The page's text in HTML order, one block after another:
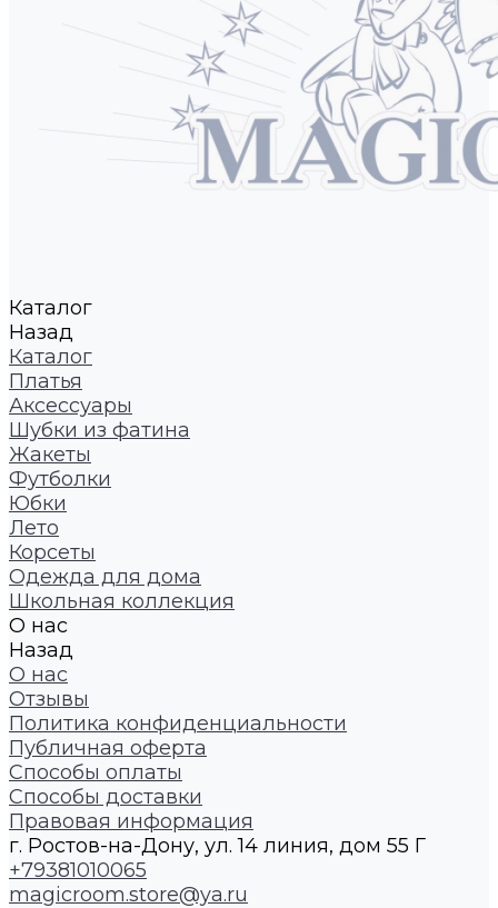
Каталог
Назад
Каталог
Платья
Аксессуары
Шубки из фатина
Жакеты
Футболки
Юбки
Лето
Корсеты
Одежда для дома
Школьная коллекция
О нас
Назад
О нас
Отзывы
Политика конфиденциальности
Публичная оферта
Способы оплаты
Способы доставки
Правовая информация
г. Ростов-на-Дону, ул. 14 линия, дом 55 Г
+79381010065
magicroom.store@ya.ru